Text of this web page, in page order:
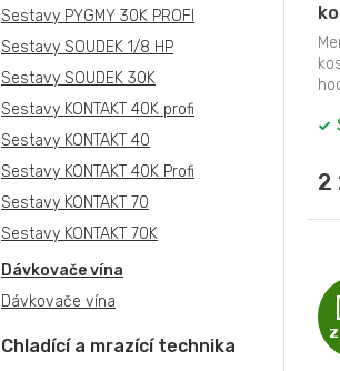
Sestavy PYGMY 30K PROFI
Sestavy SOUDEK 1/8 HP
Sestavy SOUDEK 30K
Sestavy KONTAKT 40K profi
Sestavy KONTAKT 40
Sestavy KONTAKT 40K Profi
Sestavy KONTAKT 70
Sestavy KONTAKT 70K
Dávkovače vína
Dávkovače vína
Chladící a mrazící technika
2